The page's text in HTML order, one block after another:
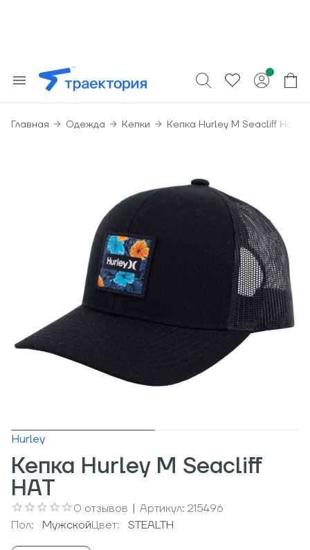
Главная Одежда Кепки Кепка Hurley M Seacliff Hat
Hurley
Кепка Hurley M Seacliff
HAT
0 отзывов | Артикул: 215496
Пол:
МужcкойЦвет: STEALTH